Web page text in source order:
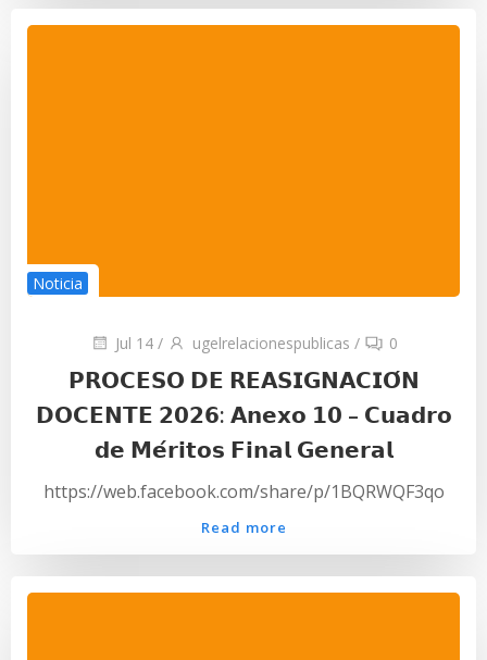
Noticia
Jul 14 / ugelrelacionespublicas / 0
𝗣𝗥𝗢𝗖𝗘𝗦𝗢 𝗗𝗘 𝗥𝗘𝗔𝗦𝗜𝗚𝗡𝗔𝗖𝗜𝗢́𝗡
𝗗𝗢𝗖𝗘𝗡𝗧𝗘 𝟮𝟬𝟮𝟲: 𝗔𝗻𝗲𝘅𝗼 𝟭𝟬 – 𝗖𝘂𝗮𝗱𝗿𝗼
𝗱𝗲 𝗠𝗲́𝗿𝗶𝘁𝗼𝘀 𝗙𝗶𝗻𝗮𝗹 𝗚𝗲𝗻𝗲𝗿𝗮𝗹
https://web.facebook.com/share/p/1BQRWQF3qo
Read more